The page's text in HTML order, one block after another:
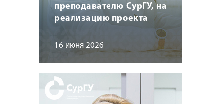
преподавателю СурГУ, на
реализацию проекта
16 июня 2026